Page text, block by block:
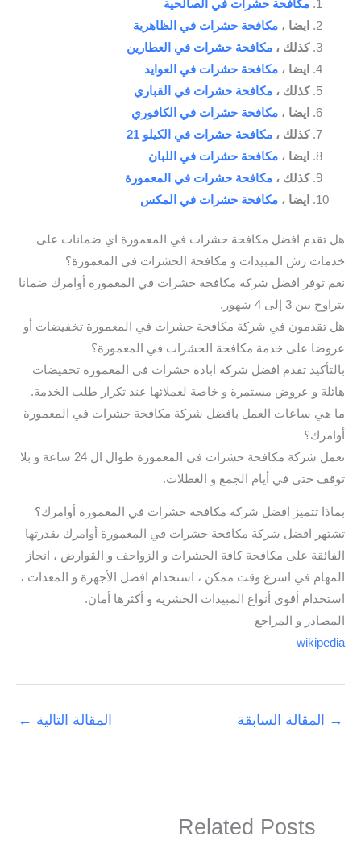
مكافحة حشرات في الصالحية
ايضا ، مكافحة حشرات في الظاهرية
كذلك ، مكافحة حشرات في العطارين
ايضا ، مكافحة حشرات في العوايد
كذلك ، مكافحة حشرات في القباري
ايضا ، مكافحة حشرات في الكافوري
كذلك ، مكافحة حشرات في الكيلو 21
ايضا ، مكافحة حشرات في اللبان
كذلك ، مكافحة حشرات في المعمورة
ايضا ، مكافحة حشرات في المكس
هل تقدم افضل مكافحة حشرات في المعمورة اي ضمانات على
خدمات رش المبيدات و مكافحة الحشرات في المعمورة؟
نعم توفر افضل شركة مكافحة حشرات في المعمورة أوامرك ضمانا
يتراوح بين 3 إلى 4 شهور.
هل تقدمون في شركة مكافحة حشرات في المعمورة تخفيضات أو
عروضا على خدمة مكافحة الحشرات في المعمورة؟
بالتأكيد تقدم افضل شركة ابادة حشرات في المعمورة تخفيضات
هائلة و عروض مستمرة و خاصة لعملائها عند تكرار طلب الخدمة.
ما هي ساعات العمل بافضل شركة مكافحة حشرات في المعمورة
أوامرك؟
تعمل شركة مكافحة حشرات في المعمورة طوال ال 24 ساعة و بلا
توقف حتى في أيام الجمع و العطلات.
بماذا تتميز افضل شركة مكافحة حشرات في المعمورة أوامرك؟
تشتهر افضل شركة مكافحة حشرات في المعمورة أوامرك بقدرتها
الفائقة على مكافحة كافة الحشرات و الزواحف و القوارض ، انجاز
المهام في اسرع وقت ممكن ، استخدام افضل الأجهزة و المعدات ،
استخدام أقوى أنواع المبيدات الحشرية و أكثرها أمان.
المصادر و المراجع
wikipedia
→ المقالة السابقة المقالة التالية ←
Related Posts